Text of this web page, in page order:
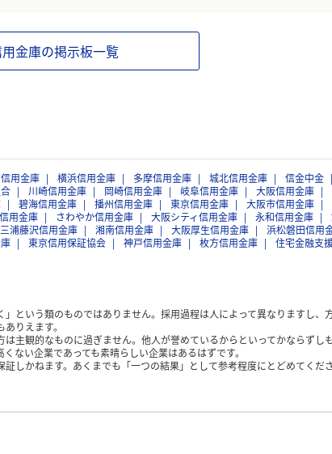
金庫の掲示板一覧
用金庫 横浜信用金庫 多摩信用金庫 城北信用金庫 信金中金
川崎信用金庫 岡崎信用金庫 岐阜信用金庫 大阪信用金庫
碧海信用金庫 播州信用金庫 東京信用金庫 大阪市信用金庫
用金庫 さわやか信用金庫 大阪シティ信用金庫 永和信用金庫
三浦藤沢信用金庫 湘南信用金庫 大阪厚生信用金庫 浜松磐田信用
東京信用保証協会 神戸信用金庫 枚方信用金庫
住宅金融支
という類のものではありません。採用過程は人によって異なりますし、
りえます。
主観的なものに過ぎません。他人が誉めているからといってかならずし
ない企業であっても素晴らしい企業はあるはずです。
しかねます。あくまでも「一つの結果」として参考程度にとどめてくださ